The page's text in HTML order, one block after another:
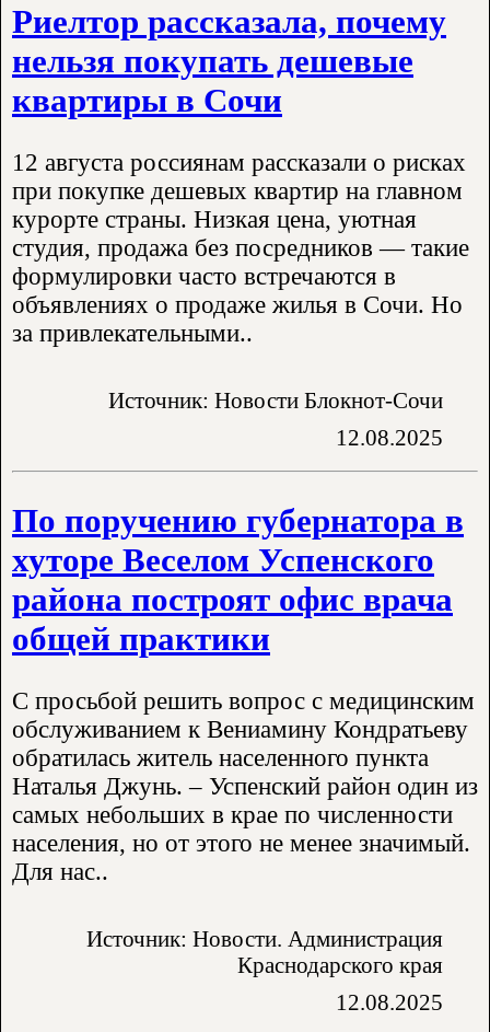
Риелтор рассказала, почему
нельзя покупать дешевые
квартиры в Сочи
12 августа россиянам рассказали о рисках
при покупке дешевых квартир на главном
курорте страны. Низкая цена, уютная
студия, продажа без посредников — такие
формулировки часто встречаются в
объявлениях о продаже жилья в Сочи. Но
за привлекательными..
Источник: Новости Блокнот-Сочи
12.08.2025
По поручению губернатора в
хуторе Веселом Успенского
района построят офис врача
общей практики
С просьбой решить вопрос с медицинским
обслуживанием к Вениамину Кондратьеву
обратилась житель населенного пункта
Наталья Джунь. – Успенский район один из
самых небольших в крае по численности
населения, но от этого не менее значимый.
Для нас..
Источник: Новости. Администрация
Краснодарского края
12.08.2025